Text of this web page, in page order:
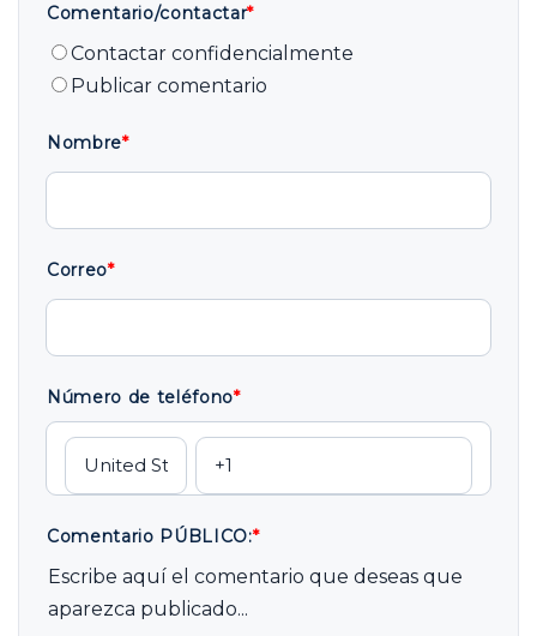
Comentario/contactar*
Contactar confidencialmente
Publicar comentario
Nombre*
Correo*
Número de teléfono*
Comentario PÚBLICO:*
Escribe aquí el comentario que deseas que
aparezca publicado...